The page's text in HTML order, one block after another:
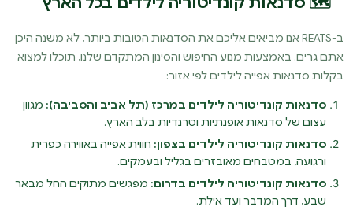
ב-REATS אנו מביאים אליכם את הסדנאות הטובות ביותר, לא משנה היכן
אתם גרים. באמצעות מנוע החיפוש והסינון המתקדם שלנו, תוכלו למצוא
בקלות סדנאות אפייה לילדים לפי אזור:
סדנאות קונדיטוריה לילדים במרכז (תל אביב והסביבה): מגוון
עצום של סדנאות אופנתיות וטרנדיות בלב הארץ.
סדנאות קונדיטוריה לילדים בצפון: חווית אפייה באווירה כפרית
ורגועה, במטבחים מאובזרים בגליל ובעמקים.
סדנאות קונדיטוריה לילדים בדרום: מפגשים מתוקים החל מבאר
שבע, דרך המדבר ועד אילת.